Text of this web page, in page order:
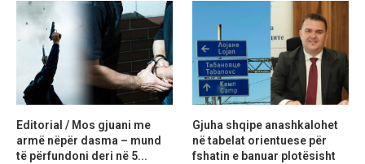
Editorial / Mos gjuani me
armë nëpër dasma – mund
të përfundoni deri në 5...
Gjuha shqipe anashkalohet
në tabelat orientuese për
fshatin e banuar plotësisht